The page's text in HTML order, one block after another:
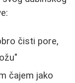
čisti pore,
čajem jako